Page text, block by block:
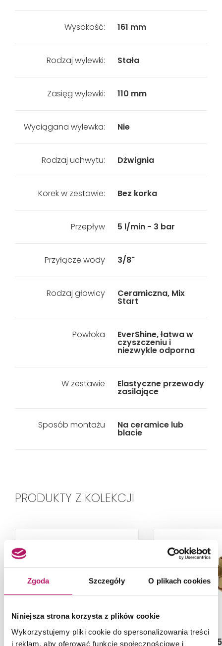
Zgoda Szczegóły O plikach cookies
Niniejsza strona korzysta z plików cookie
Wykorzystujemy pliki cookie do spersonalizowania treści
i reklam, aby oferować funkcje społecznościowe i
Wysokość: 161 mm
Rodzaj wylewki: Stała
Zasięg wylewki: 110 mm
Wyciągana wylewka: Nie
Rodzaj uchwytu: Dżwignia
Korek w zestawie: Bez korka
Przepływ 5 l/min - 3 bar
Przyłącze wody 3/8"
Rodzaj głowicy Ceramiczna, Mix
Start
Powłoka EverShine, łatwa w
czyszczeniu i
niezwykle odporna
W zestawie Elastyczne przewody
zasilające
Sposób montażu Na ceramice lub
blacie
PRODUKTY Z KOLEKCJI
Roca A5252206NB Roca